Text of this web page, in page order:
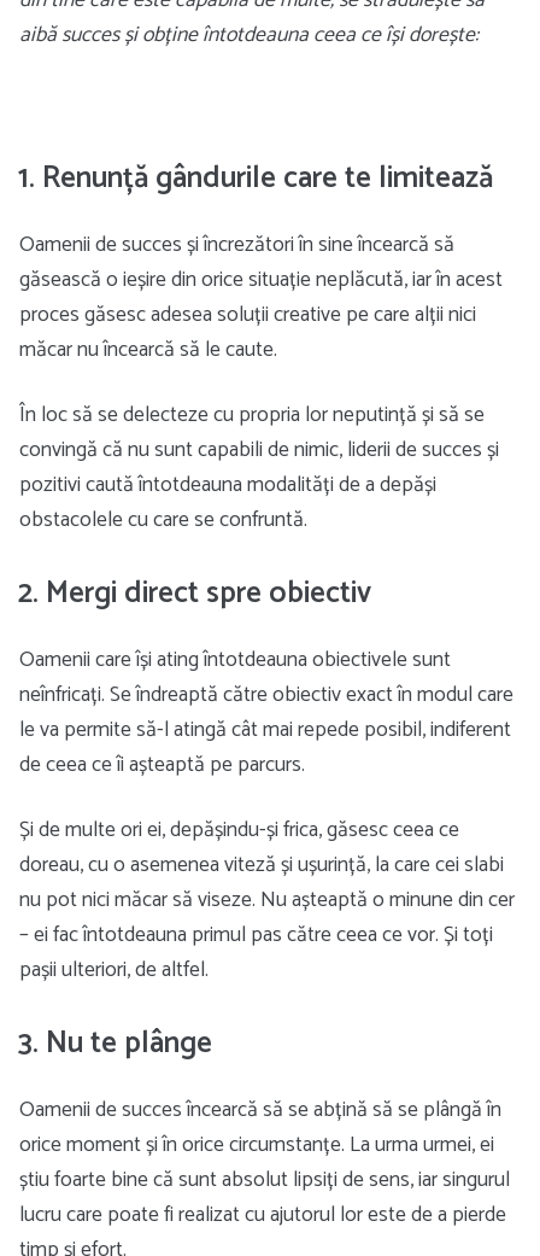
aibă succes și obține întotdeauna ceea ce își dorește:
1. Renunță gândurile care te limitează
Oamenii de succes și încrezători în sine încearcă să
găsească o ieșire din orice situație neplăcută, iar în acest
proces găsesc adesea soluții creative pe care alții nici
măcar nu încearcă să le caute.
În loc să se delecteze cu propria lor neputință și să se
convingă că nu sunt capabili de nimic, liderii de succes și
pozitivi caută întotdeauna modalități de a depăși
obstacolele cu care se confruntă.
2. Mergi direct spre obiectiv
Oamenii care își ating întotdeauna obiectivele sunt
neînfricați. Se îndreaptă către obiectiv exact în modul care
le va permite să-l atingă cât mai repede posibil, indiferent
de ceea ce îi așteaptă pe parcurs.
Și de multe ori ei, depășindu-și frica, găsesc ceea ce
doreau, cu o asemenea viteză și ușurință, la care cei slabi
nu pot nici măcar să viseze. Nu așteaptă o minune din cer
– ei fac întotdeauna primul pas către ceea ce vor. Și toți
pașii ulteriori, de altfel.
3. Nu te plânge
Oamenii de succes încearcă să se abțină să se plângă în
orice moment și în orice circumstanțe. La urma urmei, ei
știu foarte bine că sunt absolut lipsiți de sens, iar singurul
lucru care poate fi realizat cu ajutorul lor este de a pierde